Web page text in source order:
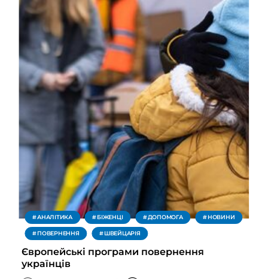
АНАЛІТИКА БІЖЕНЦІ ДОПОМОГА НОВИНИ
ПОВЕРНЕННЯ ШВЕЙЦАРІЯ
Європейські програми повернення
українців